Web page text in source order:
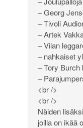
– Georg
– Tivoli
– Artek
– Vilan
– nahkaiset
– Tory Burch
–
<br />
<br />
Näiden
joilla on ikää